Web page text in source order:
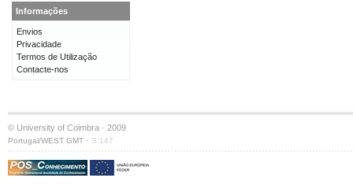
Informações
Envios
Privacidade
Termos de Utilização
Contacte-nos
© University of Coimbra · 2009
Portugal/WEST GMT · S:147